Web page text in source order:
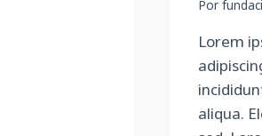
Por
Lorem
aliqua.